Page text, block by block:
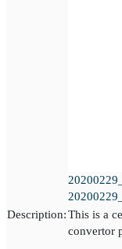
Description:This is a
convertor